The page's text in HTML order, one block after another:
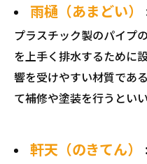
雨樋（あまどい）
プラスチック製のパイプ
を上手く排水するために
響を受けやすい材質であ
て補修や塗装を行うとい
軒天（のきてん）